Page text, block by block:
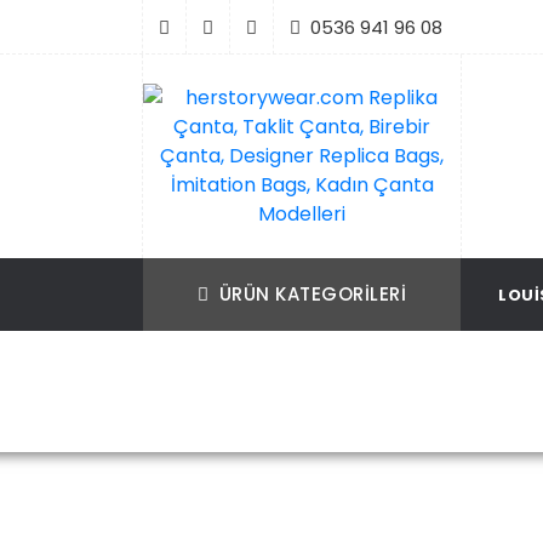
0536 941 96 08
İmitation Bags, Kadın Çanta Modelleri
ÜRÜN KATEGORILERI